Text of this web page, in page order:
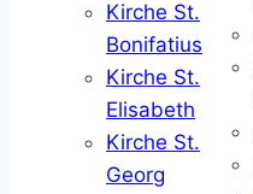
Kirche St.
Bonifatius
Kirche St.
Elisabeth
Kirche St.
Georg